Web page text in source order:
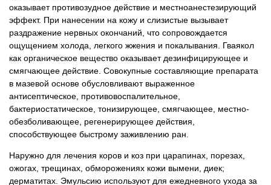
оказывает противозудное действие и местноанестезирующий
эффект. При нанесении на кожу и слизистые вызывает
раздражение нервных окончаний, что сопровождается
ощущением холода, легкого жжения и покалывания. Гваякол
как органическое вещество оказывает дезинфицирующее и
смягчающее действие. Совокупные составляющие препарата
в мазевой основе обусловливают выраженное
антисептическое, противовоспалительное,
бактериостатическое, тонизирующее, смягчающее, местно-
обезболивающее, регенерирующее действия,
способствующее быстрому заживлению ран.
Наружно для лечения коров и коз при царапинах, порезах,
ожогах, трещинах, обморожениях кожи вымени, диек;
дерматитах. Эмульсию используют для ежедневного ухода за